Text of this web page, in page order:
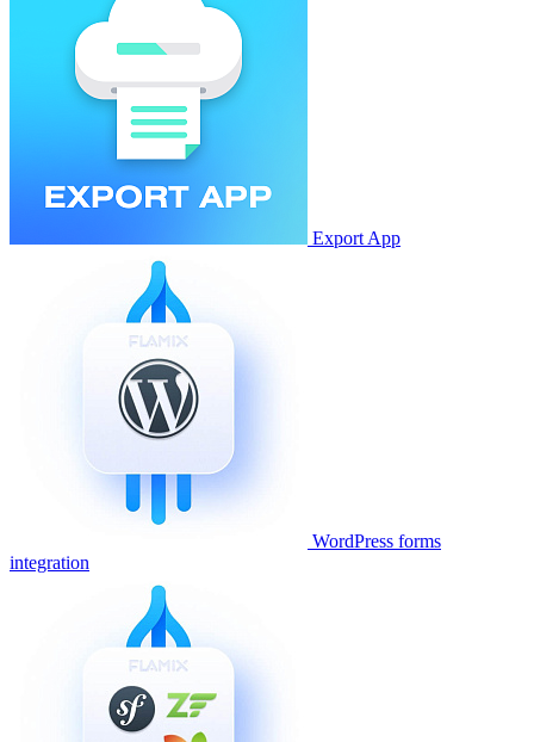
Export App
WordPress forms
integration